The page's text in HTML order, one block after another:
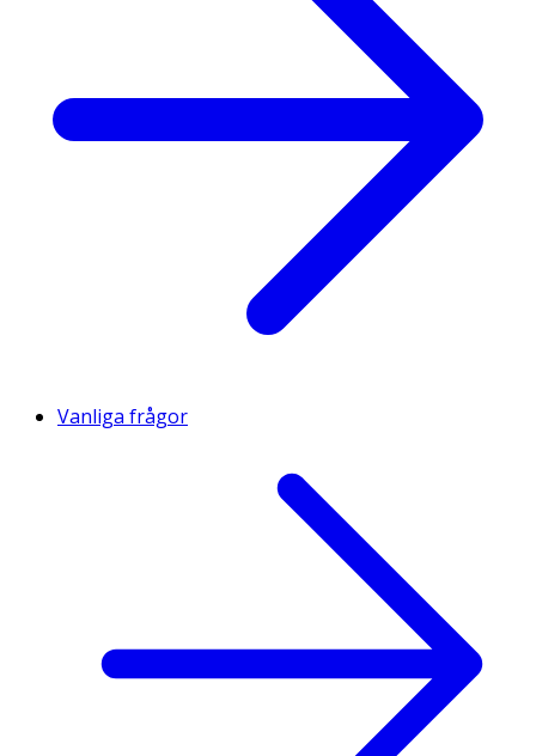
Vanliga frågor